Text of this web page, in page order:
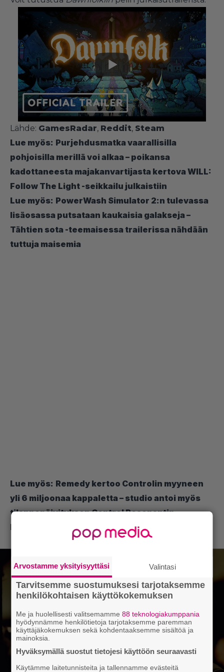
Lähde: GamesRadar, Reddit, Steam
Lue myös: Purjehdusmatka vaarallisilla
pohjoisilla merillä voi alkaa – poikansa
kadottaneesta majakanvartijasta kertova WILL:
Follow The Light -seikkailu julkaistiin
Lue myös: PowerWash Simulator 2:n tulevassa
lisäosassa putsataan kaukaisia galakseja –
Tähtien sota -teemaisessa trailerissa nähdään
tuttuja maisemia
Lue myös: Remedy kertoo Controlin myyneen
yli 6 miljoonaa kappaletta – studio antoi myös
tilannepäivityksen Control Resonantin
kehityksestä
Arvostamme yksityisyyttäsi Valintasi
Tarvitsemme suostumuksesi tarjotaksemme
henkilökohtaisen käyttökokemuksen
Me ja huolellisesti valitsemamme88 teknologiakumppania
hyödynnämme henkilötietoja tarjotaksemme paremman
käyttäjäkokemuksen sekä kohdentaaksemme sisältöä ja
mainoksia.
Hyväksymällä suostut tietojesi käyttöön seuraavasti
Käytämme laitetunnisteita ja tallennamme evästeitä